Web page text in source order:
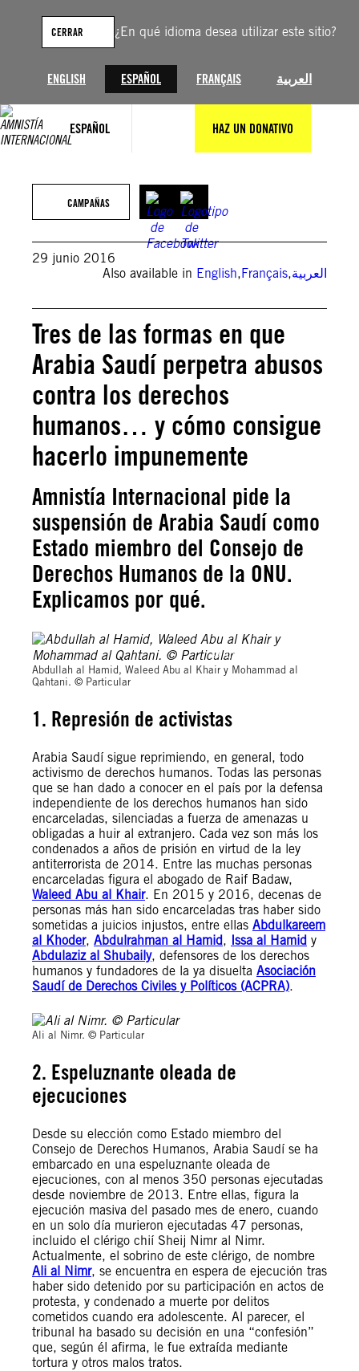
¿En qué idioma desea utilizar este sitio?
ENGLISH ESPAÑOL FRANÇAIS العربية
CERRAR
ESPAÑOL HAZ UN DONATIVO
contenido
Un hombre camina entre los escombros de una vivienda destruida por un
ataque aéreo en Dammaj al Safra, Sada, en julio de 2015. © Amnesty
CAMPAÑAS
29 junio 2016
Also available in English,Français,العربية
Tres de las formas en que
Arabia Saudí perpetra abusos
contra los derechos
humanos… y cómo consigue
hacerlo impunemente
Amnistía Internacional pide la
suspensión de Arabia Saudí como
Estado miembro del Consejo de
Derechos Humanos de la ONU.
Explicamos por qué.
© Amnesty International
Abdullah al Hamid, Waleed Abu al Khair y Mohammad al
Qahtani. © Particular
1. Represión de activistas
Arabia Saudí sigue reprimiendo, en general, todo
activismo de derechos humanos. Todas las personas
que se han dado a conocer en el país por la defensa
independiente de los derechos humanos han sido
encarceladas, silenciadas a fuerza de amenazas u
obligadas a huir al extranjero. Cada vez son más los
condenados a años de prisión en virtud de la ley
antiterrorista de 2014. Entre las muchas personas
encarceladas figura el abogado de Raif Badaw,
Waleed Abu al Khair. En 2015 y 2016, decenas de
personas más han sido encarceladas tras haber sido
sometidas a juicios injustos, entre ellas Abdulkareem
al Khoder, Abdulrahman al Hamid, Issa al Hamid y
Abdulaziz al Shubaily, defensores de los derechos
humanos y fundadores de la ya disuelta Asociación
Saudí de Derechos Civiles y Políticos (ACPRA).
Ali al Nimr. © Particular
2. Espeluznante oleada de
ejecuciones
Desde su elección como Estado miembro del
Consejo de Derechos Humanos, Arabia Saudí se ha
embarcado en una espeluznante oleada de
ejecuciones, con al menos 350 personas ejecutadas
desde noviembre de 2013. Entre ellas, figura la
ejecución masiva del pasado mes de enero, cuando
en un solo día murieron ejecutadas 47 personas,
incluido el clérigo chií Sheij Nimr al Nimr.
Actualmente, el sobrino de este clérigo, de nombre
Ali al Nimr, se encuentra en espera de ejecución tras
haber sido detenido por su participación en actos de
protesta, y condenado a muerte por delitos
cometidos cuando era adolescente. Al parecer, el
tribunal ha basado su decisión en una “confesión”
que, según él afirma, le fue extraída mediante
tortura y otros malos tratos.